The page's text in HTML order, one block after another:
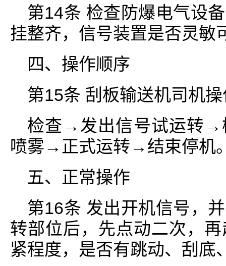
第14条 检查防爆电气设
挂整齐，信号装置是否灵敏
四、操作顺序
第15条 刮板输送机司机
检查→发出信号试运转
喷雾→正式运转→结束停机
五、正常操作
第16条 发出开机信号，
转部位后，先点动二次，
紧程度，是否有跳动、刮底